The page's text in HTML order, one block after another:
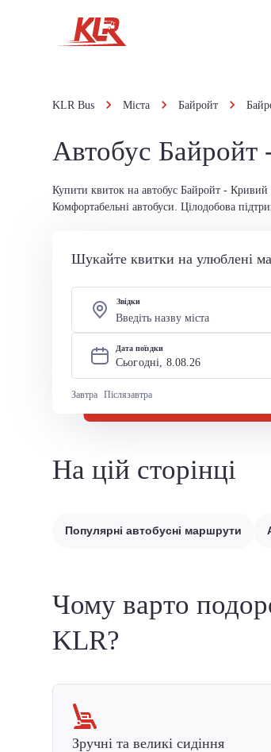
KLR Bus Міста Байройт
Автобус Байройт
Купити квиток на автобус Байройт - Кривий
Комфортабельні автобуси. Цілодобова
Шукайте квитки на улюблені
Звідки
Дата поїздки
Сьогодні, 8.08.26
Завтра Післязавтра
На цій сторінці
Популярні автобусні маршрути
Чому варто
KLR?
Зручні та великі сидіння